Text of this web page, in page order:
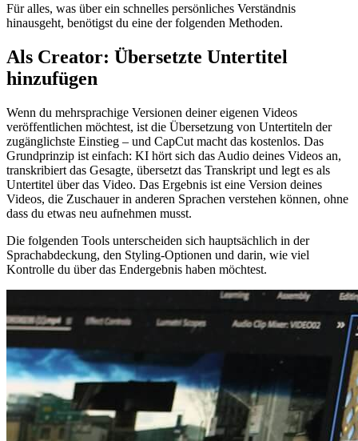
Für alles, was über ein schnelles persönliches Verständnis
hinausgeht, benötigst du eine der folgenden Methoden.
Als Creator: Übersetzte Untertitel
hinzufügen
Wenn du mehrsprachige Versionen deiner eigenen Videos
veröffentlichen möchtest, ist die Übersetzung von Untertiteln der
zugänglichste Einstieg – und CapCut macht das kostenlos. Das
Grundprinzip ist einfach: KI hört sich das Audio deines Videos an,
transkribiert das Gesagte, übersetzt das Transkript und legt es als
Untertitel über das Video. Das Ergebnis ist eine Version deines
Videos, die Zuschauer in anderen Sprachen verstehen können, ohne
dass du etwas neu aufnehmen musst.
Die folgenden Tools unterscheiden sich hauptsächlich in der
Sprachabdeckung, den Styling-Optionen und darin, wie viel
Kontrolle du über das Endergebnis haben möchtest.